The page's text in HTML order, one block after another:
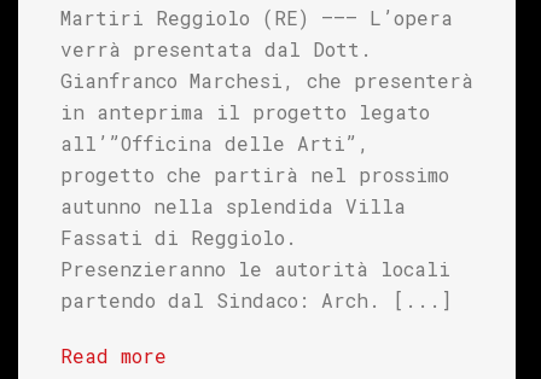
Martiri Reggiolo (RE) ——– L’opera
verrà presentata dal Dott.
Gianfranco Marchesi, che presenterà
in anteprima il progetto legato
all’”Officina delle Arti”,
progetto che partirà nel prossimo
autunno nella splendida Villa
Fassati di Reggiolo.
Presenzieranno le autorità locali
partendo dal Sindaco: Arch. [...]
Read more